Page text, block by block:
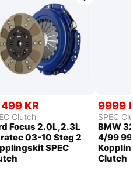
499 KR
Clutch
Focus 2.0L,2.3L
03-10 Steg 2
SPEC
9999
SPEC
BMW
4/99
Clutch